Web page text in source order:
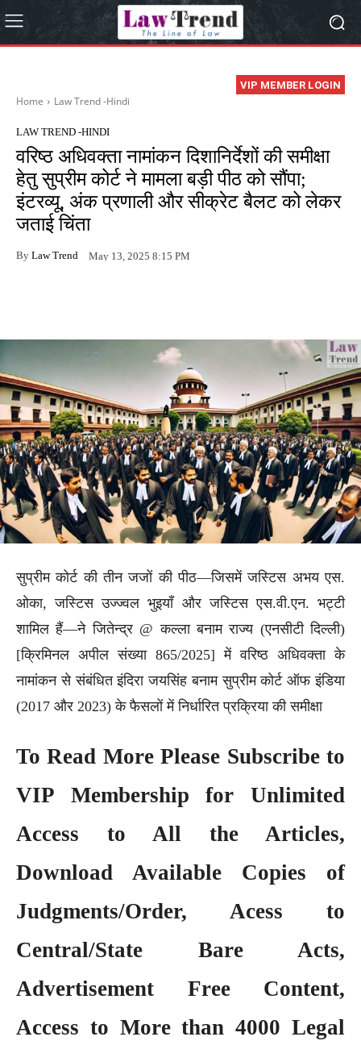
VIP MEMBER LOGIN
Home Law Trend -Hindi
LAW TREND -HINDI
वरिष्ठ अधिवक्ता नामांकन दिशानिर्देशों की समीक्षा
हेतु सुप्रीम कोर्ट ने मामला बड़ी पीठ को सौंपा;
इंटरव्यू, अंक प्रणाली और सीक्रेट बैलट को लेकर
जताई चिंता
By Law Trend May 13, 2025 8:15 PM
सुप्रीम कोर्ट की तीन जजों की पीठ—जिसमें जस्टिस अभय एस.
ओका, जस्टिस उज्ज्वल भुइयाँ और जस्टिस एस.वी.एन. भट्टी
शामिल हैं—ने जितेन्द्र @ कल्ला बनाम राज्य (एनसीटी दिल्ली)
[क्रिमिनल अपील संख्या 865/2025] में वरिष्ठ अधिवक्ता के
नामांकन से संबंधित इंदिरा जयसिंह बनाम सुप्रीम कोर्ट ऑफ इंडिया
(2017 और 2023) के फैसलों में निर्धारित प्रक्रिया की समीक्षा
To Read More Please Subscribe to
VIP Membershipfor Unlimited
Access to All the Articles,
Download Available Copies of
Judgments/Order, Acess to
Central/State Bare Acts,
Advertisement Free Content,
Access to More than 4000 Legal